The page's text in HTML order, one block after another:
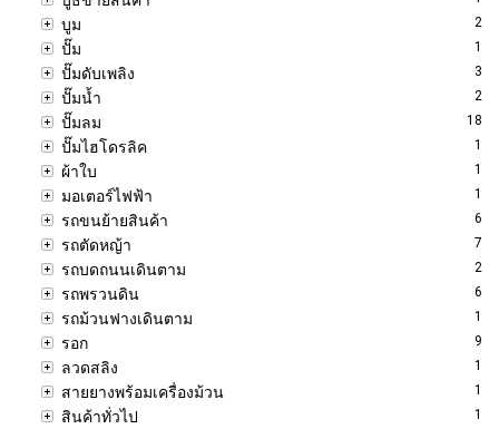
บูม 2
ปั๊ม 1
ปั๊มดับเพลิง 3
ปั๊มน้ำ 2
ปั๊มลม 18
ปั๊มไฮโดรลิค 1
ผ้าใบ 1
มอเตอร์ไฟฟ้า 1
รถขนย้ายสินค้า 6
รถตัดหญ้า 7
รถบดถนนเดินตาม 2
รถพรวนดิน 6
รถม้วนฟางเดินตาม 1
รอก 9
ลวดสลิง 1
สายยางพร้อมเครื่องม้วน 1
สินค้าทั่วไป 1